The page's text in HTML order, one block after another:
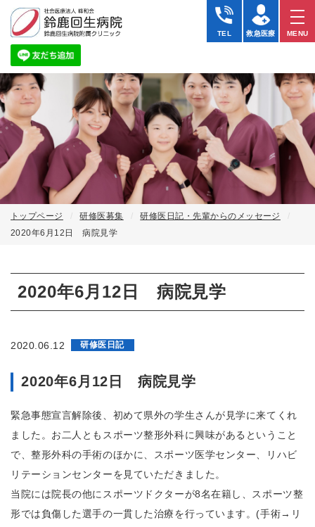
TEL 救急医療 MENU
トップページ 研修医募集
研修医日記・先輩からのメッセージ
2020年6月12日 病院見学
2020年6月12日 病院見学
2020.06.12 研修医日記
2020年6月12日 病院見学
緊急事態宣言解除後、初めて県外の学生さんが見学に来てくれ
ました。お二人ともスポーツ整形外科に興味があるということ
で、整形外科の手術のほかに、スポーツ医学センター、リハビ
リテーションセンターを見ていただきました。
当院には院長の他にスポーツドクターが8名在籍し、スポーツ整
形では負傷した選手の一貫した治療を行っています。(手術→リ